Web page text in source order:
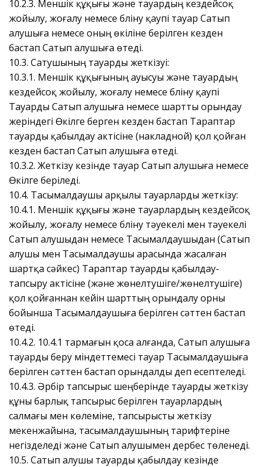
10.2.3. Меншік құқығы және тауардың кездейсоқ
жойылу, жоғалу немесе бүліну қаупі тауар Сатып
алушыға немесе оның өкіліне берілген кезден
бастап Сатып алушыға өтеді.
10.3. Сатушының тауарды жеткізуі:
10.3.1. Меншік құқығының ауысуы және тауардың
кездейсоқ жойылу, жоғалу немесе бүліну қаупі
Тауарды Сатып алушыға немесе шартты орындау
жеріндегі Өкілге берген кезден бастап Тараптар
тауарды қабылдау актісіне (накладной) қол қойған
кезден бастап Сатып алушыға өтеді.
10.3.2. Жеткізу кезінде тауар Сатып алушыға немесе
Өкілге беріледі.
10.4. Тасымалдаушы арқылы тауарларды жеткізу:
10.4.1. Меншік құқығы және тауарлардың кездейсоқ
жойылу, жоғалу немесе бүліну тәуекелі мен тәуекелі
Сатып алушыдан немесе Тасымалдаушыдан (Сатып
алушы мен Тасымалдаушы арасында жасалған
шартқа сәйкес) Тараптар тауарды қабылдау-
тапсыру актісіне (және жөнелтушіге/жөнелтушіге)
қол қойғаннан кейін шарттың орындалу орны
бойынша Тасымалдаушыға берілген сәттен бастап
өтеді.
10.4.2. 10.4.1 тармағын қоса алғанда, Сатып алушыға
тауарды беру міндеттемесі тауар Тасымалдаушыға
берілген сәттен бастап орындалды деп есептеледі.
10.4.3. Әрбір тапсырыс шеңберінде тауарды жеткізу
құны барлық тапсырыс берілген тауарлардың
салмағы мен көлеміне, тапсырысты жеткізу
мекенжайына, тасымалдаушының тарифтеріне
негізделеді және Сатып алушымен дербес төленеді.
10.5. Сатып алушы тауарды қабылдау кезінде